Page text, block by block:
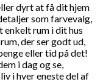
dyrt at få dit hjem
som farvevalg,
rum i dit hus
der ser godt ud,
eller tid på det!
i dag og se,
i hver eneste del af